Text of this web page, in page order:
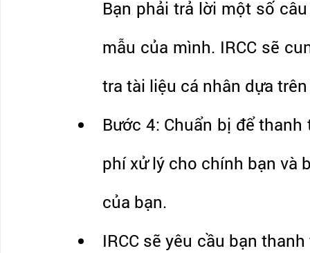
Bạn phải trả lời một số
mẫu của mình. IRCC sẽ
tra tài liệu cá nhân dựa
Bước 4: Chuẩn bị để
phí xử lý cho chính bạn và
của bạn.
IRCC sẽ yêu cầu bạn